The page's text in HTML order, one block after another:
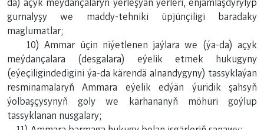
da) açyk meýdançalaryň ýerleşýän ýerleri, enjamlaşdyrylyp
gurnalyşy we maddy-tehniki üpjünçiligi baradaky
maglumatlar;
10) Ammar üçin niýetlenen jaýlara we (ýa-da) açyk
meýdançalara (desgalara) eýelik etmek hukugyny
(eýeçiligindedigini ýa-da kärendä alnandygyny) tassyklaýan
resminamalaryň Ammara eýelik edýän ýuridik şahsyň
ýolbaşçysynyň goly we kärhananyň möhüri goýlup
tassyklanan nusgalary;